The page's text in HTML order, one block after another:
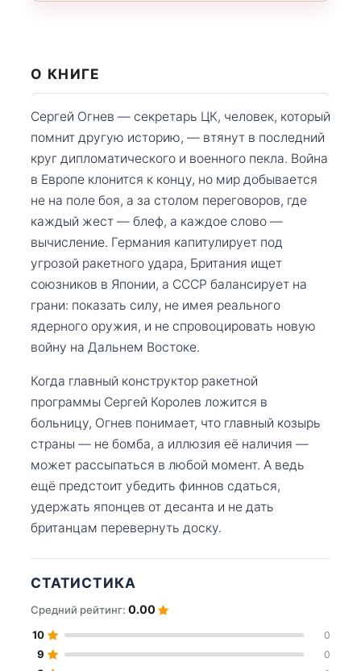
О КНИГЕ
Сергей Огнев — секретарь ЦК, человек, который
помнит другую историю, — втянут в последний
круг дипломатического и военного пекла. Война
в Европе клонится к концу, но мир добывается
не на поле боя, а за столом переговоров, где
каждый жест — блеф, а каждое слово —
вычисление. Германия капитулирует под
угрозой ракетного удара, Британия ищет
союзников в Японии, а СССР балансирует на
грани: показать силу, не имея реального
ядерного оружия, и не спровоцировать новую
войну на Дальнем Востоке.
Когда главный конструктор ракетной
программы Сергей Королев ложится в
больницу, Огнев понимает, что главный козырь
страны — не бомба, а иллюзия её наличия —
может рассыпаться в любой момент. А ведь
ещё предстоит убедить финнов сдаться,
удержать японцев от десанта и не дать
британцам перевернуть доску.
СТАТИСТИКА
Средний рейтинг: 0.00
10 0
9 0